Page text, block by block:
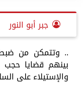
جبر أبو النور
بينهم قضايا حجب
والإستيلاء على